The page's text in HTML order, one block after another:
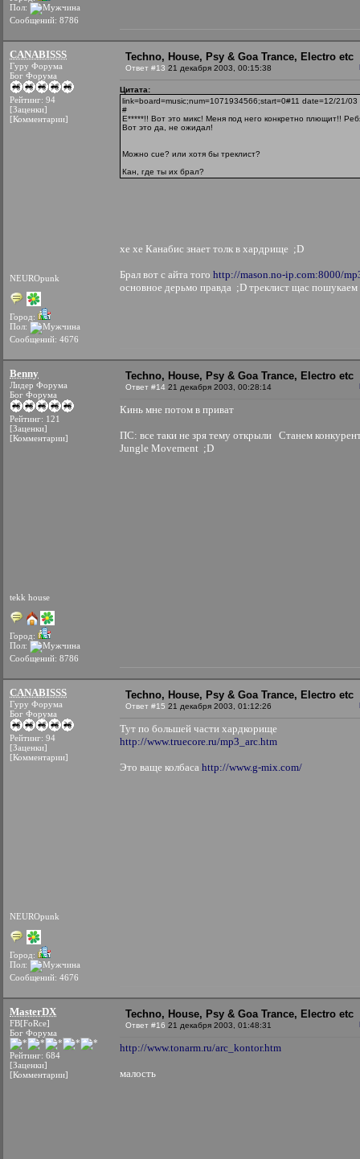
Пол:
Сообщений: 8786
CANABISSS
Гуру Форума
Бог Форума
Рейтинг: 94
[Заценки]
[Комментарии]
NEUROpunk
Город:
Пол:
Сообщений: 4676
Techno, House, Psy & Goa Trance, Electro etc
Ответ #13 21 декабря 2003, 00:15:38
Цитата:
link=board=music;num=1071934566;start=0#11 date=12/21/
#
Е*****!! Вот это микс! Меня под него конкретно плющит!!
Вот это да, не ожидал!
Можно cue? или хотя бы треклист?
Кан, где ты их брал?
хе хе Канабис знает толк в хардрище ;D
Брал вот с айта того http://mason.no-ip.com:8000/
основное дерьмо правда ;D треклист щас пошукаем
Benny
Лидер Форума
Бог Форума
Рейтинг: 121
[Заценки]
[Комментарии]
tekk house
Город:
Пол:
Сообщений: 8786
Techno, House, Psy & Goa Trance, Electro etc
Ответ #14 21 декабря 2003, 00:28:14
Кинь мне потом в приват
ПС: все таки не зря тему открыли Станем
Jungle Movement ;D
CANABISSS
Гуру Форума
Бог Форума
Рейтинг: 94
[Заценки]
[Комментарии]
NEUROpunk
Город:
Пол:
Сообщений: 4676
Techno, House, Psy & Goa Trance, Electro etc
Ответ #15 21 декабря 2003, 01:12:26
Тут по большей части хардкорище
http://www.truecore.ru/mp3_arc.htm
Это ваще колбаса http://www.g-mix.com/
MasterDX
FB[FoRce]
Бог Форума
Рейтинг: 684
[Заценки]
[Комментарии]
Techno, House, Psy & Goa Trance, Electro etc
Ответ #16 21 декабря 2003, 01:48:31
http://www.tonarm.ru/arc_kontor.htm
малость